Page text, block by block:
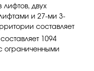
лифтов, двух
и 27-ми 3-
составляет
1094
ограниченными